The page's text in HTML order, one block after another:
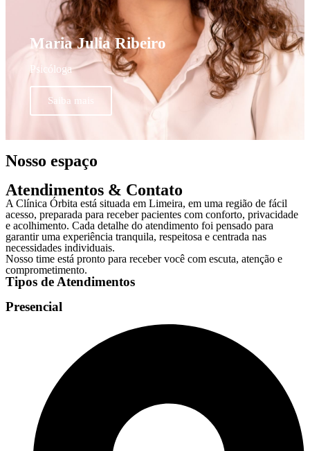
Maria Julia Ribeiro
Psicóloga
Saiba mais
Nosso espaço
Atendimentos & Contato
A Clínica Órbita está situada em Limeira, em uma região de fácil
acesso, preparada para receber pacientes com conforto, privacidade
e acolhimento. Cada detalhe do atendimento foi pensado para
garantir uma experiência tranquila, respeitosa e centrada nas
necessidades individuais.
Nosso time está pronto para receber você com escuta, atenção e
comprometimento.
Tipos de Atendimentos
Presencial